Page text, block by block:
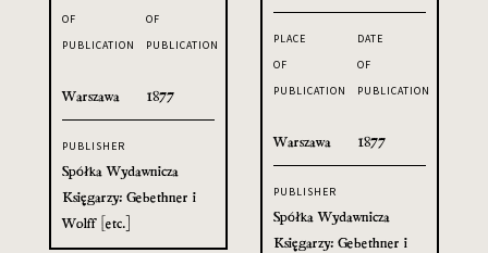
OF
PUBLICATION
Warszawa
OF
PUBLICATION
1877
PUBLISHER
Spółka Wydawnicza
Księgarzy: Gebethner i
Wolff [etc.]
PLACE
OF
PUBLICATION
Warszawa
DATE
OF
PUBLICATION
1877
PUBLISHER
Spółka Wydawnicza
Księgarzy: Gebethner i